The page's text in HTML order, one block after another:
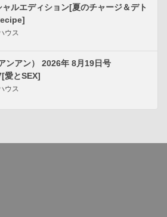
ャルエディション[夏のチャージ＆デト
ウス
ンアン） 2026年 8月19日号
愛とSEX]
ウス